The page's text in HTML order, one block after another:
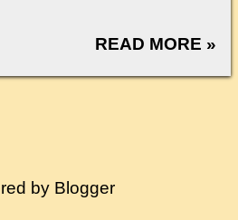
서 생기는 걱정입니다. 그래
제로 돈이 어떻게 움직이
지, 그리고 무엇을 꼭 준비
expand) Have you ever
음엔 헷갈릴 수 있지만,
Meter, ㎡) 는 국제
READ MORE »
by Blogger